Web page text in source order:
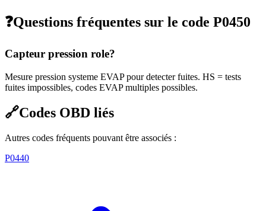
❓Questions fréquentes sur le code P0450
Capteur pression role?
Mesure pression systeme EVAP pour detecter fuites. HS = tests
fuites impossibles, codes EVAP multiples possibles.
🔗Codes OBD liés
Autres codes fréquents pouvant être associés :
P0440